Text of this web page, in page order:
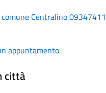
Centralino
appuntamento
città